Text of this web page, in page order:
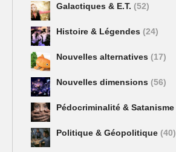
Galactiques & E.T. (52)
Histoire & Légendes (24)
Nouvelles alternatives (17)
Nouvelles dimensions (56)
Pédocriminalité & Satanisme
Politique & Géopolitique (40)